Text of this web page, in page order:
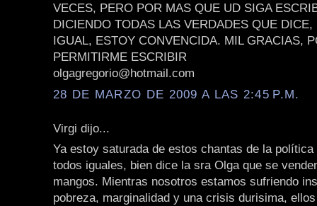
VECES, PERO POR MAS QUE UD SIGA
DICIENDO TODAS LAS VERDADES QUE DICE,
IGUAL, ESTOY CONVENCIDA. MIL GRACIAS,
PERMITIRME ESCRIBIR
olgagregorio@hotmail.com
28 DE MARZO DE 2009 A LAS 2:45 P.M.
Virgi dijo...
Ya estoy saturada de estos chantas de la
todos iguales, bien dice la sra Olga que se
mangos. Mientras nosotros estamos sufriendo
pobreza, marginalidad y una crisis durisima,